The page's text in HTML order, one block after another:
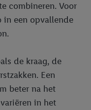
combineren. Voor
in een opvallende
de kraag, de
Een
beter na het
in het